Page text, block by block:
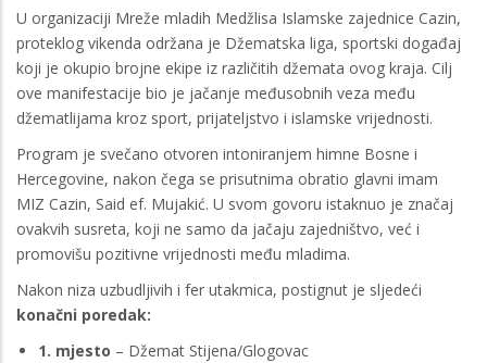
U organizaciji Mreže mladih Medžlisa Islamske zajednice Cazin,
proteklog vikenda održana je Džematska liga, sportski događaj
koji je okupio brojne ekipe iz različitih džemata ovog kraja. Cilj
ove manifestacije bio je jačanje međusobnih veza među
džematlijama kroz sport, prijateljstvo i islamske vrijednosti.
Program je svečano otvoren intoniranjem himne Bosne i
Hercegovine, nakon čega se prisutnima obratio glavni imam
MIZ Cazin, Said ef. Mujakić. U svom govoru istaknuo je značaj
ovakvih susreta, koji ne samo da jačaju zajedništvo, već i
promovišu pozitivne vrijednosti među mladima.
Nakon niza uzbudljivih i fer utakmica, postignut je sljedeći
konačni poredak:
1. mjesto – Džemat Stijena/Glogovac